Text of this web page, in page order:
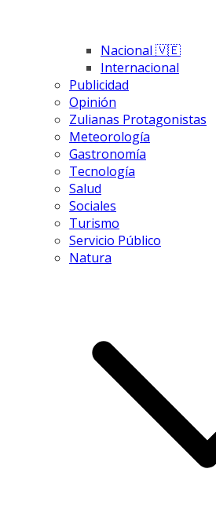
Nacional 🇻🇪
Internacional
Publicidad
Opinión
Zulianas Protagonistas
Meteorología
Gastronomía
Tecnología
Salud
Sociales
Turismo
Servicio Público
Natura